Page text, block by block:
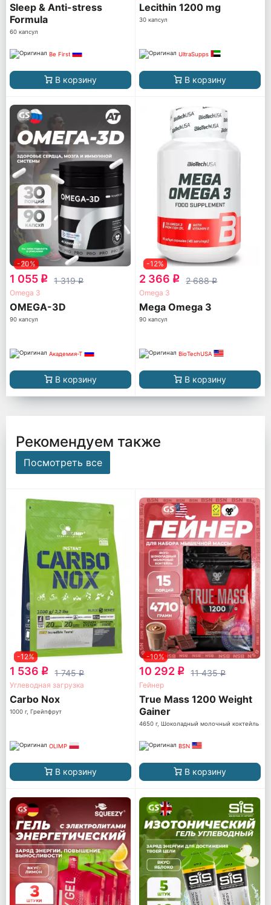
Sleep & Anti-stress
Formula
60 капсул
Be First
В корзину
Lecithin 1200 mg
30 капсул
UltraSupps
В корзину
-20%
1 055 q 1 319q
Omega 3
OMEGA-3D
90 капсул
Академия-Т
В корзину
-12%
2 366 q 2 688q
Omega 3
Mega Omega 3
90 капсул
BioTechUSA
В корзину
Рекомендуем также
Посмотреть все
-12%
1 536 q 1 745q
Углеводная загрузка
Carbo Nox
1000 г, Грейпфрут
OLIMP
В корзину
-10%
10 292 q 11 435q
Гейнер
True Mass 1200 Weight
Gainer
4650 г, Шоколадный молочный коктейль
BSN
В корзину